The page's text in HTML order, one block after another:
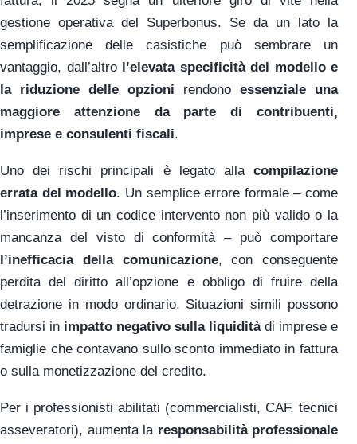
gestione operativa del Superbonus. Se da un lato la
semplificazione delle casistiche può sembrare un
vantaggio, dall’altro l’elevata specificità del modello e
la riduzione delle opzioni rendono essenziale una
maggiore attenzione da parte di contribuenti,
imprese e consulenti fiscali.
Uno dei rischi principali è legato alla compilazione
errata del modello. Un semplice errore formale – come
l’inserimento di un codice intervento non più valido o la
mancanza del visto di conformità – può comportare
l’inefficacia della comunicazione, con conseguente
perdita del diritto all’opzione e obbligo di fruire della
detrazione in modo ordinario. Situazioni simili possono
tradursi in impatto negativo sulla liquiditàdi imprese e
famiglie che contavano sullo sconto immediato in fattura
o sulla monetizzazione del credito.
Per i professionisti abilitati (commercialisti, CAF, tecnici
asseveratori), aumenta la responsabilità professionale